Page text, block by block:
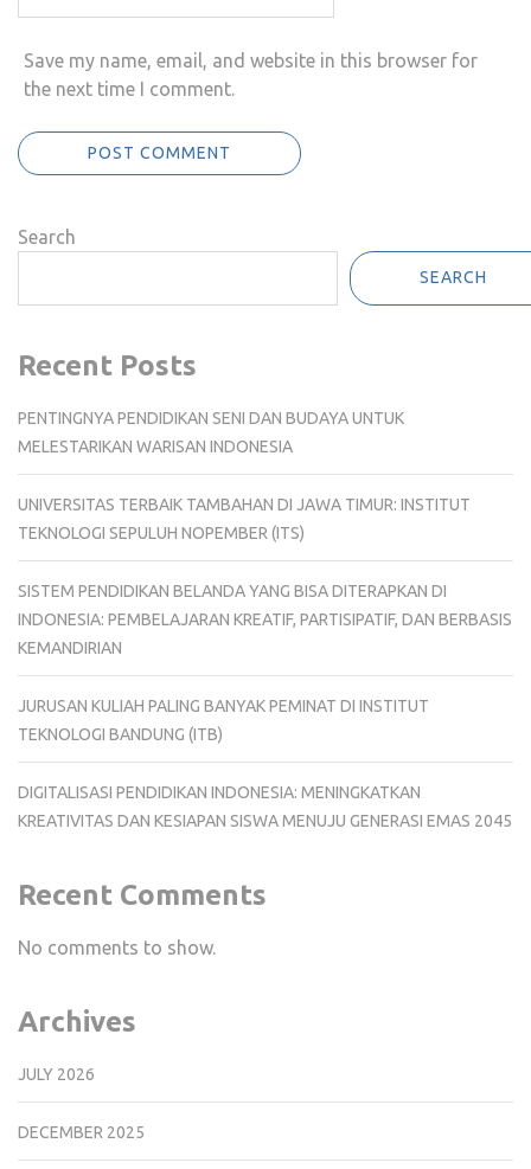
Save my name, email, and website in this browser for
the next time I comment.
Search
SEARCH
Recent Posts
PENTINGNYA PENDIDIKAN SENI DAN BUDAYA UNTUK
MELESTARIKAN WARISAN INDONESIA
UNIVERSITAS TERBAIK TAMBAHAN DI JAWA TIMUR: INSTITUT
TEKNOLOGI SEPULUH NOPEMBER (ITS)
SISTEM PENDIDIKAN BELANDA YANG BISA DITERAPKAN DI
INDONESIA: PEMBELAJARAN KREATIF, PARTISIPATIF, DAN BERBASIS
KEMANDIRIAN
JURUSAN KULIAH PALING BANYAK PEMINAT DI INSTITUT
TEKNOLOGI BANDUNG (ITB)
DIGITALISASI PENDIDIKAN INDONESIA: MENINGKATKAN
KREATIVITAS DAN KESIAPAN SISWA MENUJU GENERASI EMAS 2045
Recent Comments
No comments to show.
Archives
JULY 2026
DECEMBER 2025